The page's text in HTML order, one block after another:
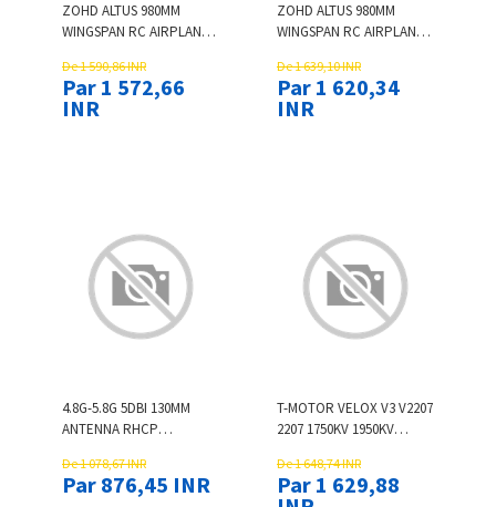
ZOHD ALTUS 980MM
WINGSPAN RC AIRPLANE
ESC 30A W/5V 2A BEC
De 1 590,86 INR
Par 1 572,66
INR
ZOHD ALTUS 980MM
WINGSPAN RC AIRPLANE
MOTOR 2204-1870KV
De 1 639,10 INR
Par 1 620,34
INR
4.8G-5.8G 5DBI 130MM
ANTENNA RHCP
DRONE QUADCOPTER
RACING
De 1 078,67 INR
Par 876,45 INR
T-MOTOR VELOX V3 V2207
2207 1750KV 1950KV
BRUSHLESS MOTOR 5MM
SHAFT FOR CINEMATIC
De 1 648,74 INR
Par 1 629,88